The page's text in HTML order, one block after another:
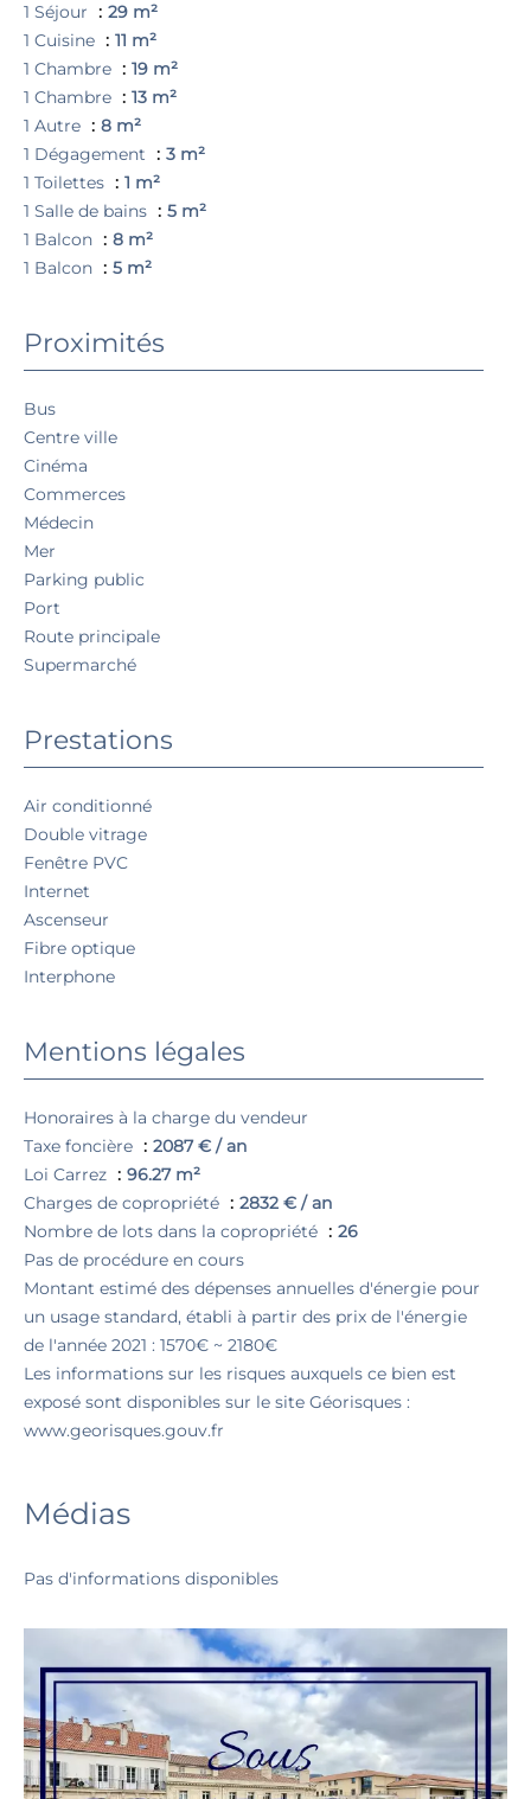
1 Séjour
29 m²
1 Cuisine
11 m²
1 Chambre
19 m²
1 Chambre
13 m²
1 Autre
8 m²
1 Dégagement
3 m²
1 Toilettes
1 m²
1 Salle de bains
5 m²
1 Balcon
8 m²
1 Balcon
5 m²
Proximités
Bus
Centre ville
Cinéma
Commerces
Médecin
Mer
Parking public
Port
Route principale
Supermarché
Prestations
Air conditionné
Double vitrage
Fenêtre PVC
Internet
Ascenseur
Fibre optique
Interphone
Mentions légales
Honoraires à la charge du vendeur
Taxe foncière
2087 € / an
Loi Carrez
96.27 m²
Charges de copropriété
2832 € / an
Nombre de lots dans la copropriété
26
Pas de procédure en cours
Montant estimé des dépenses annuelles d'énergie pour
un usage standard, établi à partir des prix de l'énergie
de l'année 2021 : 1570€ ~ 2180€
Les informations sur les risques auxquels ce bien est
exposé sont disponibles sur le site Géorisques :
www.georisques.gouv.fr
Médias
Pas d'informations disponibles